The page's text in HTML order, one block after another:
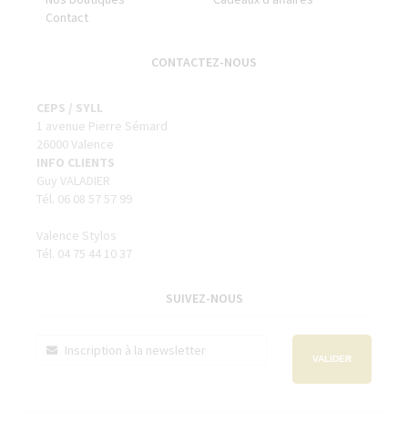
Contact
CONTACTEZ-NOUS
CEPS / SYLL
1 avenue Pierre Sémard
26000 Valence
INFO CLIENTS
Guy VALADIER
Tél. 06 08 57 57 99
Valence Stylos
Tél. 04 75 44 10 37
SUIVEZ-NOUS
VALIDER